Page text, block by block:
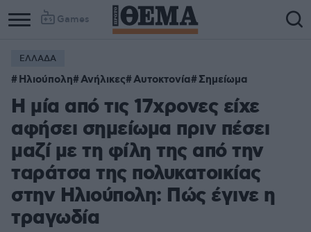
Games
ΕΛΛΑΔΑ
Ηλιούπολη Ανήλικες Αυτοκτονία Σημείωμα
Η μία από τις 17χρονες είχε
αφήσει σημείωμα πριν πέσει
μαζί με τη φίλη της από την
ταράτσα της πολυκατοικίας
στην Ηλιούπολη: Πώς έγινε η
τραγωδία